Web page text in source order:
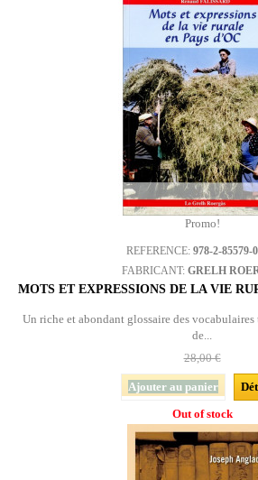
Promo!
REFERENCE: 978-2-85579-
FABRICANT: GRELH
MOTS ET EXPRESSIONS DE LA VIE
Un riche et abondant glossaire des
de...
28,00 €
Ajouter au panier
Out of stock